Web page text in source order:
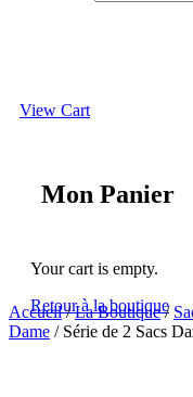
View Cart
Mon Panier
Your cart is empty.
Retour à la boutique
Accueil/La Boutique/
Dame / Série de 2 Sacs